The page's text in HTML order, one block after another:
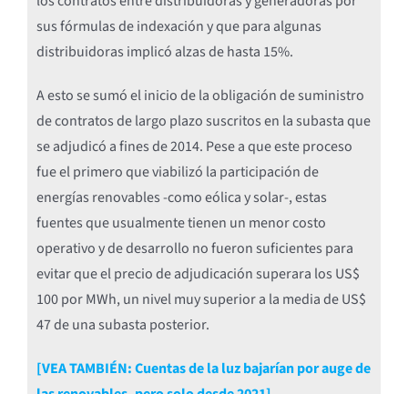
sus fórmulas de indexación y que para algunas
distribuidoras implicó alzas de hasta 15%.
A esto se sumó el inicio de la obligación de suministro
de contratos de largo plazo suscritos en la subasta que
se adjudicó a fines de 2014. Pese a que este proceso
fue el primero que viabilizó la participación de
energías renovables -como eólica y solar-, estas
fuentes que usualmente tienen un menor costo
operativo y de desarrollo no fueron suficientes para
evitar que el precio de adjudicación superara los US$
100 por MWh, un nivel muy superior a la media de US$
47 de una subasta posterior.
[VEA TAMBIÉN: Cuentas de la luz bajarían por auge de